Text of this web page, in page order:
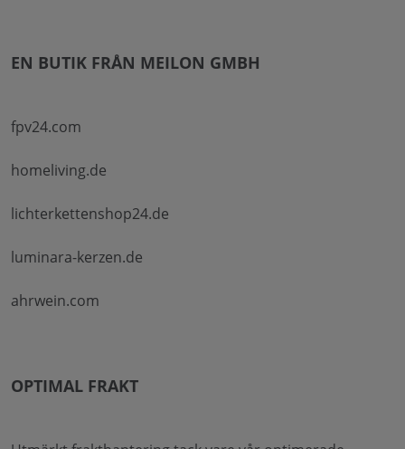
EN BUTIK FRÅN MEILON GMBH
fpv24.com
homeliving.de
lichterkettenshop24.de
luminara-kerzen.de
ahrwein.com
OPTIMAL FRAKT